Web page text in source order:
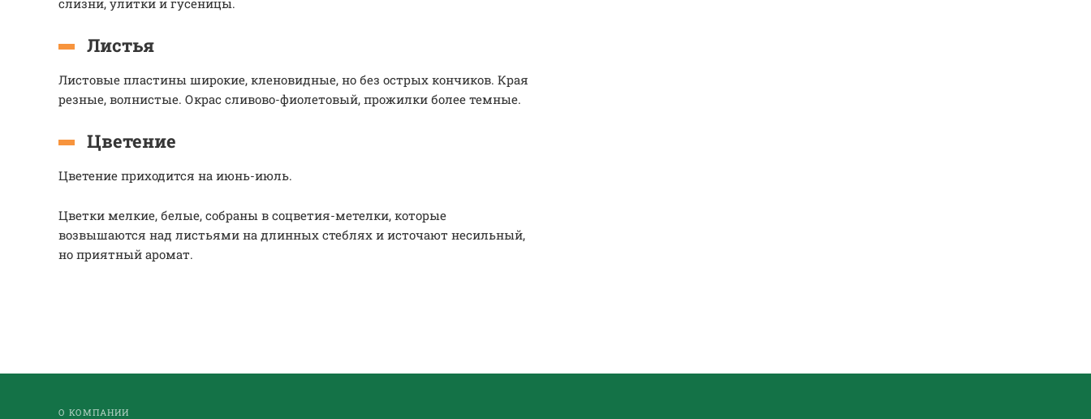
слизни, улитки и гусеницы.
Листья
Листовые пластины широкие, кленовидные, но без острых кончиков. Края
резные, волнистые. Окрас сливово-фиолетовый, прожилки более темные.
Цветение
Цветение приходится на июнь-июль.
Цветки мелкие, белые, собраны в соцветия-метелки, которые
возвышаются над листьями на длинных стеблях и источают несильный,
но приятный аромат.
О КОМПАНИИ